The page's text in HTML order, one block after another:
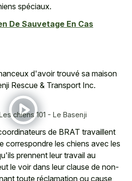
spéciaux.
De Sauvetage En Cas
d'avoir trouvé sa maison
Rescue & Transport Inc.
Les chiens 101 - Le Basenji
de BRAT travaillent
correspondre les chiens avec les
prennent leur travail au
le voir dans leur clause de non-
toute réclamation ou cause